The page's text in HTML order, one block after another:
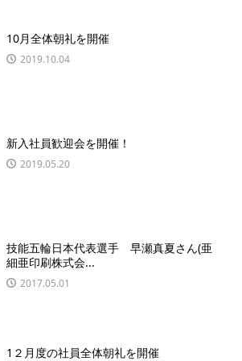
10月全体朝礼を開催
2019.10.04
新入社員歓迎会を開催！
2019.05.20
技能五輪日本代表選手 早瀬真夏さん(亜
細亜印刷株式会...
2017.05.01
1２月度の社員全体朝礼を開催